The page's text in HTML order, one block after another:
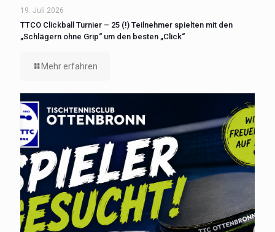
19. Juli 2026
TTCO Clickball Turnier – 25 (!) Teilnehmer spielten mit den
„Schlägern ohne Grip“ um den besten „Click“
Mehr erfahren